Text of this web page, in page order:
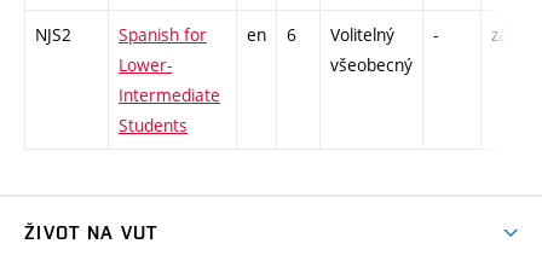
NJS2
Spanish for
Lower-
Intermediate
Students
en 6
Volitelný
všeobecný
- zá,zk
ŽIVOT NA VUT